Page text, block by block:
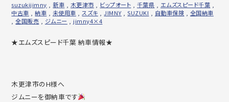
suzukijimny ,新車 木更津市 ビップオート 千葉県 エムズスピード千葉
中古車 ,納車 未使用車 スズキ ,JIMNY,SUZUKI 自動車保険
全国納車
,全国販売 ジムニー jimny4×4
★エムズスピード千葉 納車情報★
木更津市のH様へ
ジムニーを御納車です